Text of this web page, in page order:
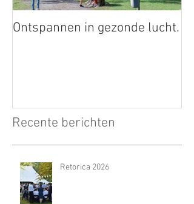
Ontspannen in gezonde lucht.
Recente berichten
Retorica 2026